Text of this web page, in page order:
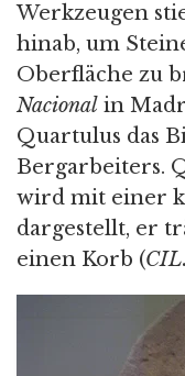
Werkzeugen
hinab, um
Oberfläche zu
Nacional in
Quartulus das
Bergarbeiters.
wird mit einer
dargestellt, er
einen Korb (CIL.